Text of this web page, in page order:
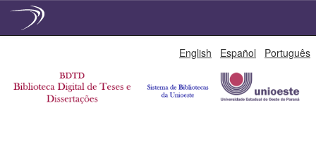
English Español Português